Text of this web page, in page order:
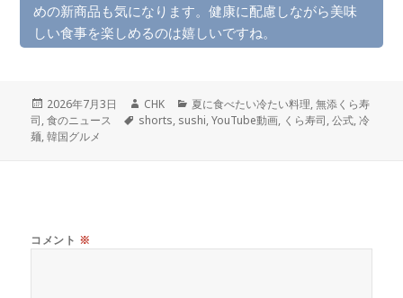
めの新商品も気になります。健康に配慮しながら美味
しい食事を楽しめるのは嬉しいですね。
投
稿
日:
2026年7月3日
作
成
CHK
カ
テ
夏に食べたい冷たい料理,無添くら寿
司,食のニュース
タ
shorts, sushi,YouTube動画, くら寿司,公式,冷
麺,韓国グルメ
コメント ※